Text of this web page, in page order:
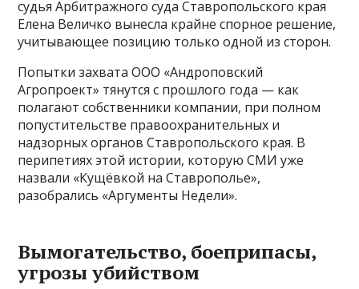
судья Арбитражного суда Ставропольского края
Елена Величко вынесла крайне спорное решение,
учитывающее позицию только одной из сторон.
Попытки захвата ООО «Андроповский
Агропроект» тянутся с прошлого года — как
полагают собственники компании, при полном
попустительстве правоохранительных и
надзорных органов Ставропольского края. В
перипетиях этой истории, которую СМИ уже
назвали «Кущёвкой на Ставрополье»,
разобрались «Аргументы Недели».
Вымогательство, боеприпасы,
угрозы убийством